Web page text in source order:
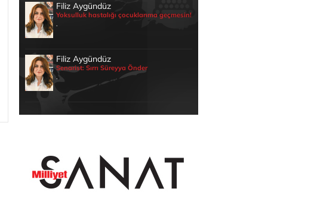
Filiz Aygündüz
Yoksulluk hastalığı çocuklarıma geçmesin!
.
Filiz Aygündüz
Senarist: Sırrı Süreyya Önder
.